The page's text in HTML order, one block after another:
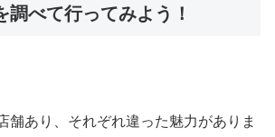
調べて行ってみよう！
舗あり、それぞれ違った魅力がありま